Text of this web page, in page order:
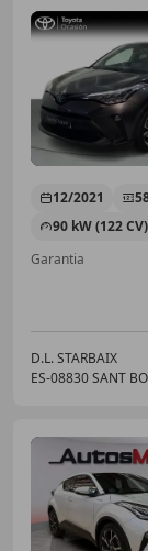
12/2021
90 kW (122 CV)
Garantia
D.L. STARBAIX
ES-08830 SANT